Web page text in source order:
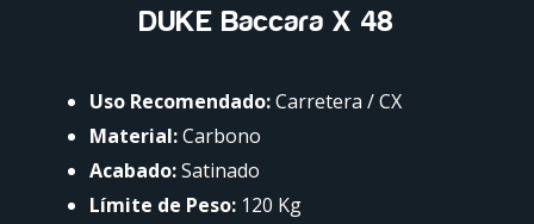
DUKE Baccara X 48
Uso Recomendado:Carretera / CX
Material:Carbono
Acabado:Satinado
Límite de Peso:120 Kg